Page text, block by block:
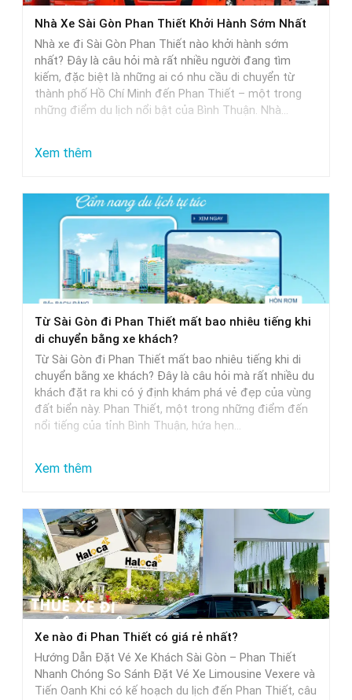
Sài
Gòn
Khởi
Hành
Trễ
Nhất
Nhà Xe Sài Gòn Phan Thiết Khởi Hành Sớm Nhất
Nhà xe đi Sài Gòn Phan Thiết nào khởi hành sớm
nhất? Đây là câu hỏi mà rất nhiều người đang tìm
kiếm, đặc biệt là những ai có nhu cầu di chuyển từ
thành phố Hồ Chí Minh đến Phan Thiết – một trong
những điểm du lịch nổi bật của Bình Thuận. Nhà…
Xem thêm:
Xe
Sài
Gòn
Phan
Thiết
Khởi
Hành
Nhất
Từ Sài Gòn đi Phan Thiết mất bao nhiêu tiếng khi
di chuyển bằng xe khách?
Từ Sài Gòn đi Phan Thiết mất bao nhiêu tiếng khi di
chuyển bằng xe khách? Đây là câu hỏi mà rất nhiều du
khách đặt ra khi có ý định khám phá vẻ đẹp của vùng
đất biển này. Phan Thiết, một trong những điểm đến
nổi tiếng của tỉnh Bình Thuận, hứa hẹn…
Xem thêm:
Sài
Gòn
đi
Phan
Thiết
mất
bao
nhiêu
tiếng
Xe nào đi Phan Thiết có giá rẻ nhất?
Hướng Dẫn Đặt Vé Xe Khách Sài Gòn – Phan Thiết
Nhanh Chóng So Sánh Đặt Vé Xe Limousine Vexere và
Tiến Oanh Khi có kế hoạch du lịch đến Phan Thiết, câu